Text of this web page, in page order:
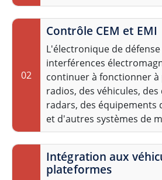
02
Contrôle CEM et EMI
L'électronique de
interférences
continuer à fonctionner
radios, des véhicules,
radars, des équipements
et d'autres systèmes de
Intégration aux
plateformes